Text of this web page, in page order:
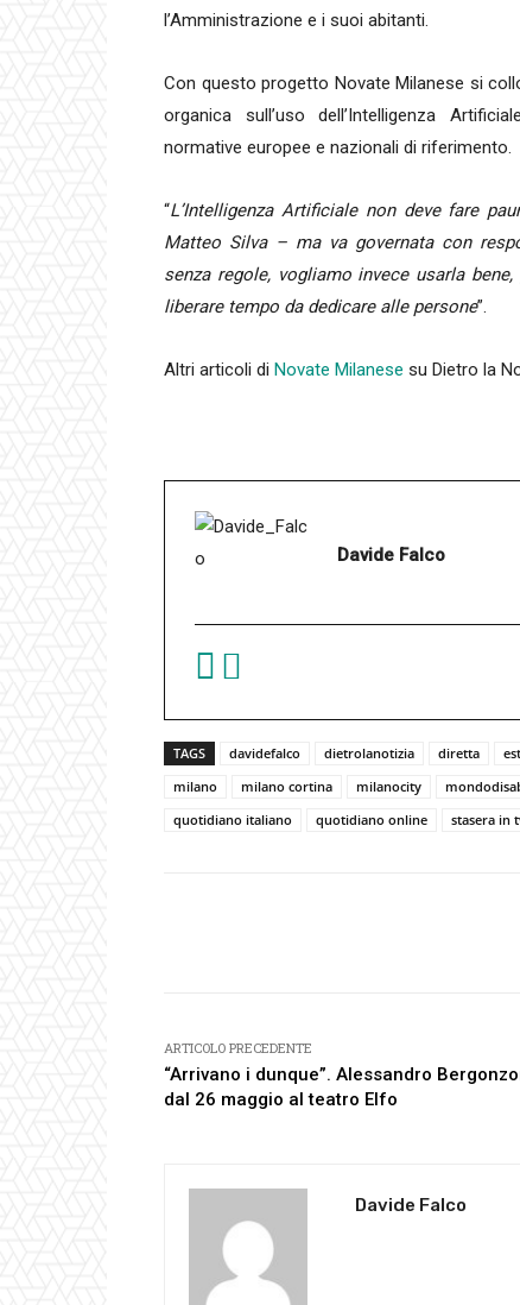
l’Amministrazione e i suoi abitanti.
Con questo progetto Novate Milanese si
organica sull’uso dell’Intelligenza
normative europee e nazionali di riferimento.
“L’Intelligenza Artificiale non deve fare
Matteo Silva – ma va governata con
senza regole, vogliamo invece usarla
liberare tempo da dedicare alle persone”.
Altri articoli di Novate Milanese su Dietro la
Davide Falco
TAGS davidefalco dietrolanotizia diretta
milano
milano cortina milanocity
quotidiano italiano
quotidiano online stasera in
ARTICOLO PRECEDENTE
“Arrivano i dunque”. Alessandro
dal 26 maggio al teatro Elfo
Davide Falco